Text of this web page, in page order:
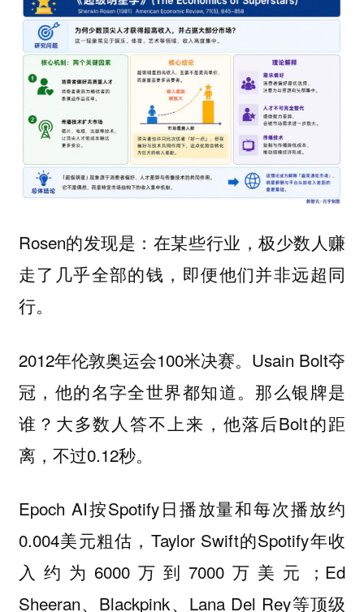
Rosen的发现是：在某些行业，极少数人赚
走了几乎全部的钱，即便他们并非远超同
行。
2012年伦敦奥运会100米决赛。Usain Bolt夺
冠，他的名字全世界都知道。那么银牌是
谁？大多数人答不上来，他落后Bolt的距
离，不过0.12秒。
Epoch AI按Spotify日播放量和每次播放约
0.004美元粗估，Taylor Swift的Spotify年收
入约为6000万到7000万美元；Ed
Sheeran、Blackpink、Lana Del Rey等顶级